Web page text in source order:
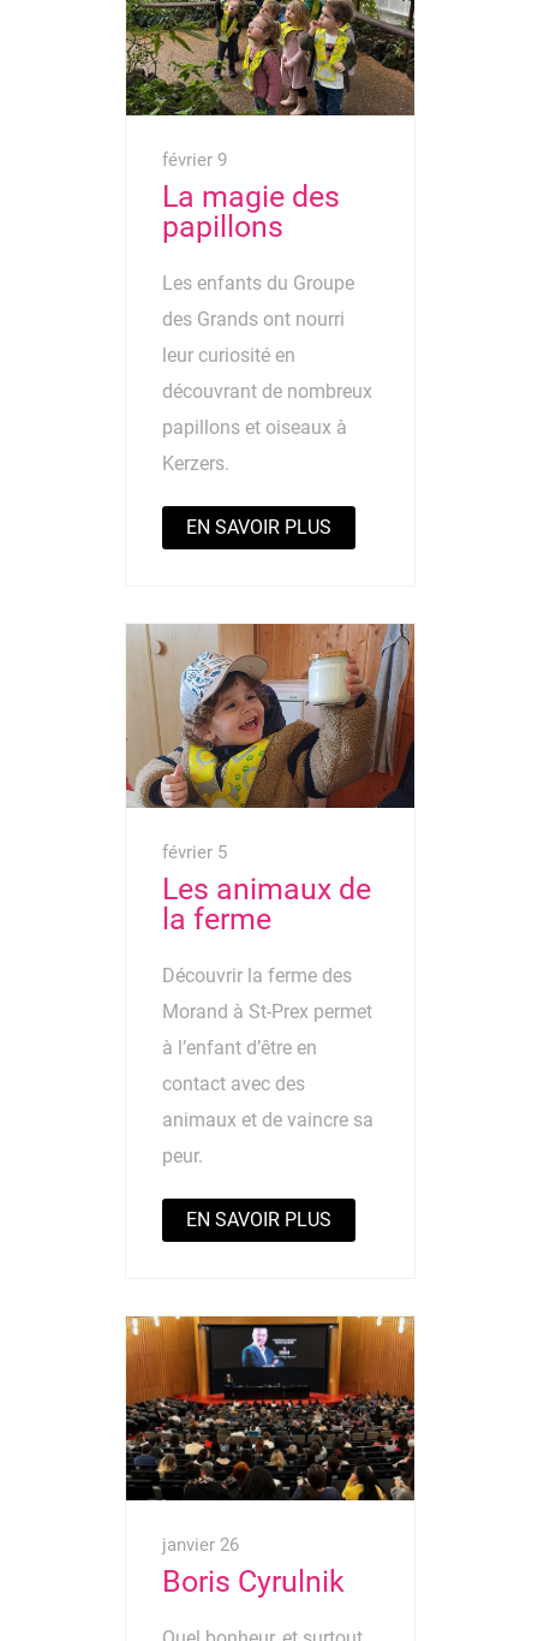
février 9
La magie des
papillons
Les enfants du Groupe
des Grands ont nourri
leur curiosité en
découvrant de nombreux
papillons et oiseaux à
Kerzers.
EN SAVOIR PLUS
février 5
Les animaux de
la ferme
Découvrir la ferme des
Morand à St-Prex permet
à l’enfant d’être en
contact avec des
animaux et de vaincre sa
peur.
EN SAVOIR PLUS
janvier 26
Boris Cyrulnik